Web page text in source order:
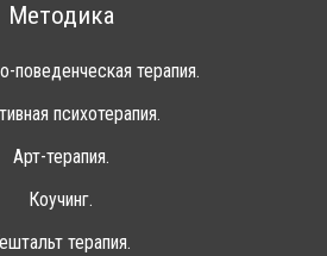
Методика
поведенческая терапия.
психотерапия.
Арт-терапия.
Коучинг.
терапия.